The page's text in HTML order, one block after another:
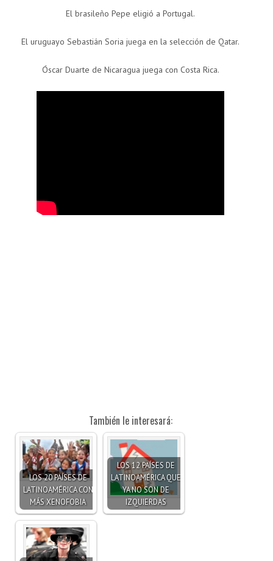
El brasileño Pepe eligió a Portugal.
El uruguayo Sebastián Soria juega en la selección de Qatar.
Óscar Duarte de Nicaragua juega con Costa Rica.
También le interesará:
LOS 20 PAÍSES DE
LATINOAMÉRICA CON
MÁS XENOFOBIA
LOS 12 PAÍSES DE
LATINOAMÉRICA QUE
YA NO SON DE
IZQUIERDAS